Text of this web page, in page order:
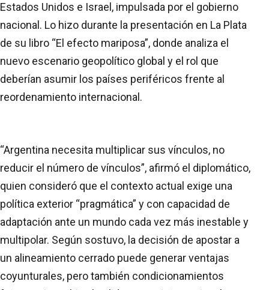
Estados Unidos e Israel, impulsada por el gobierno
nacional. Lo hizo durante la presentación en La Plata
de su libro “El efecto mariposa”, donde analiza el
nuevo escenario geopolítico global y el rol que
deberían asumir los países periféricos frente al
reordenamiento internacional.
“Argentina necesita multiplicar sus vínculos, no
reducir el número de vínculos”, afirmó el diplomático,
quien consideró que el contexto actual exige una
política exterior “pragmática” y con capacidad de
adaptación ante un mundo cada vez más inestable y
multipolar. Según sostuvo, la decisión de apostar a
un alineamiento cerrado puede generar ventajas
coyunturales, pero también condicionamientos